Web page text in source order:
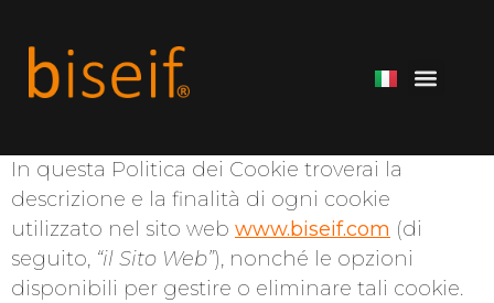
In questa Politica dei Cookie troverai la
descrizione e la finalità di ogni cookie
utilizzato nel sito web www.biseif.com (di
seguito, “il Sito Web”), nonché le opzioni
disponibili per gestire o eliminare tali cookie.